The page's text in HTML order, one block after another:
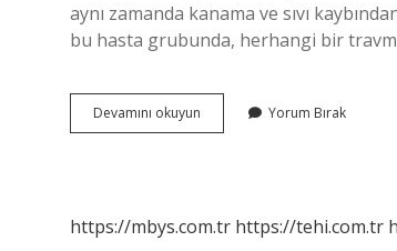
aynı zamanda kanama ve sıvı
bu hasta grubunda, herhangi bir
Devamını okuyun
Damar
Yorum Bırak
https://mbys.com.tr https://tehi.com.tr